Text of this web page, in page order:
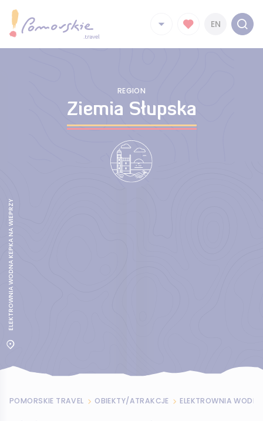
EN
REGION
Ziemia Słupska
ELEKTROWNIA WODNA KEPKA NA WIEPRZY
POMORSKIE TRAVEL OBIEKTY/ATRAKCJE